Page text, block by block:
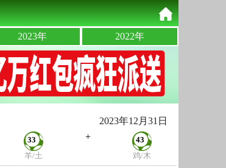
2023年 2022年
2023年12月31日
33
羊/土
+
43
鸡/木